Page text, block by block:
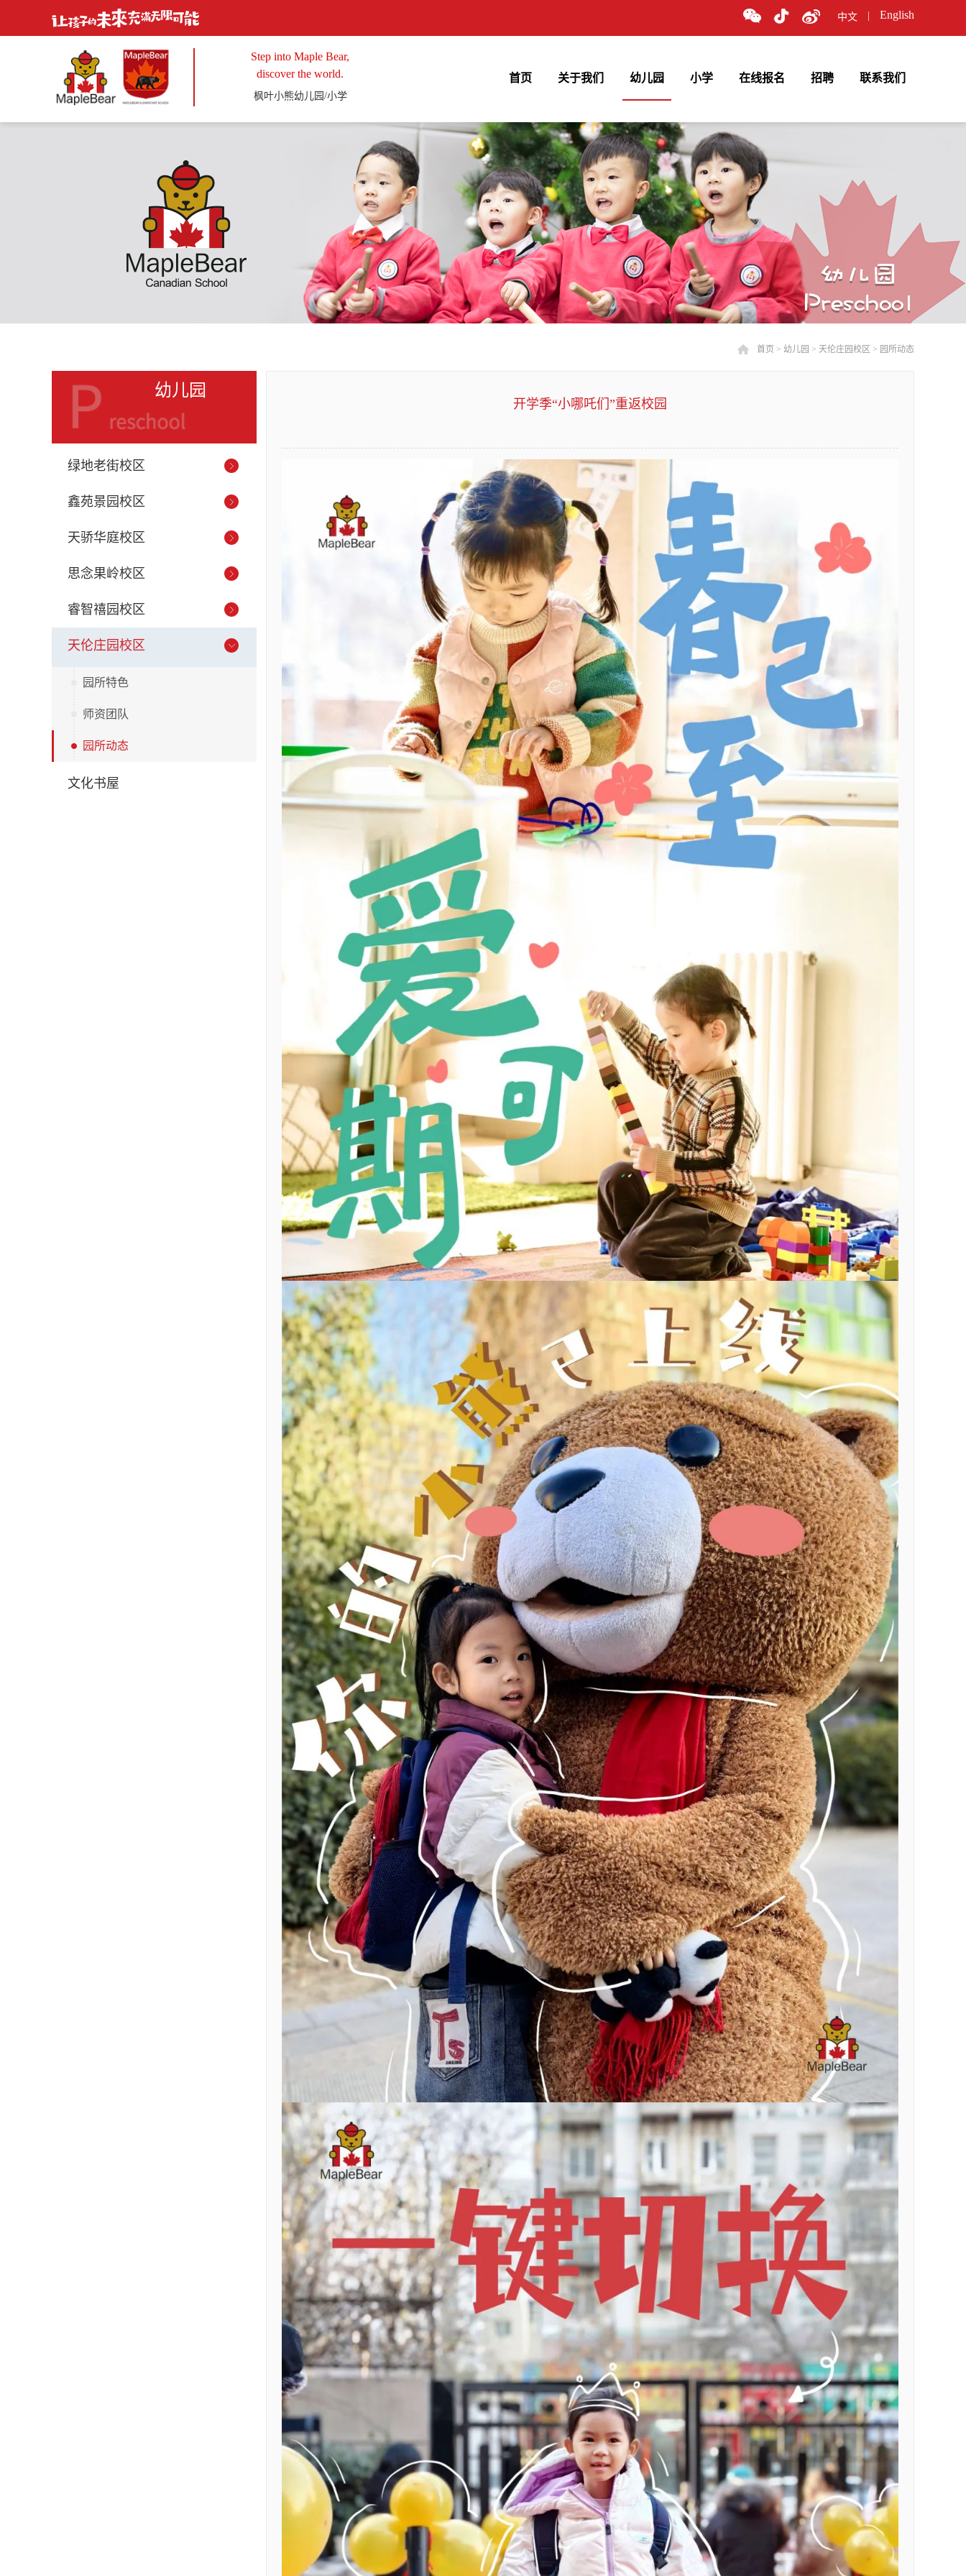
中文 | English
Step into Maple Bear,
discover the world.
枫叶小熊幼儿园/小学
首页 关于我们 幼儿园 小学 在线报名 招聘 联系我们
首页 > 幼儿园 > 天伦庄园校区 > 园所动态
幼儿园
绿地老街校区
鑫苑景园校区
天骄华庭校区
思念果岭校区
睿智禧园校区
天伦庄园校区
园所特色
师资团队
园所动态
文化书屋
开学季“小哪吒们”重返校园